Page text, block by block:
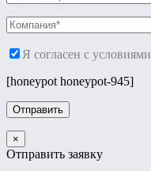
Я согласен с условиями
[honeypot honeypot-945]
×
Отправить заявку